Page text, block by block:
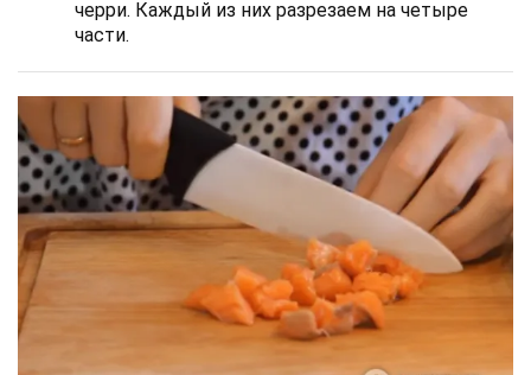
черри. Каждый из них разрезаем на четыре
части.